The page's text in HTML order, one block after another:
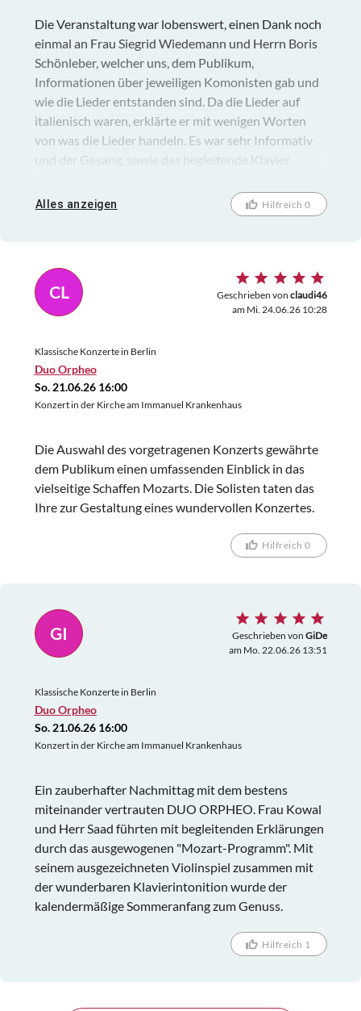
Die Veranstaltung war lobenswert, einen Dank noch
einmal an Frau Siegrid Wiedemann und Herrn Boris
Schönleber, welcher uns, dem Publikum,
Informationen über jeweiligen Komonisten gab und
wie die Lieder entstanden sind. Da die Lieder auf
italienisch waren, erklärte er mit wenigen Worten
von was die Lieder handeln. Es war sehr Informativ
und der Gesang, sowie das begleitende Klavier
Alles anzeigen Hilfreich 0
CL Geschrieben von claudi46
am Mi. 24.06.26 10:28
Klassische Konzerte in Berlin
Duo Orpheo
So. 21.06.26 16:00
Konzert in der Kirche am Immanuel Krankenhaus
Die Auswahl des vorgetragenen Konzerts gewährte
dem Publikum einen umfassenden Einblick in das
vielseitige Schaffen Mozarts. Die Solisten taten das
Ihre zur Gestaltung eines wundervollen Konzertes.
Hilfreich 0
GI Geschrieben von GiDe
am Mo. 22.06.26 13:51
Klassische Konzerte in Berlin
Duo Orpheo
So. 21.06.26 16:00
Konzert in der Kirche am Immanuel Krankenhaus
Ein zauberhafter Nachmittag mit dem bestens
miteinander vertrauten DUO ORPHEO. Frau Kowal
und Herr Saad führten mit begleitenden Erklärungen
durch das ausgewogenen "Mozart-Programm". Mit
seinem ausgezeichneten Violinspiel zusammen mit
der wunderbaren Klavierintonition wurde der
kalendermäßige Sommeranfang zum Genuss.
Hilfreich 1